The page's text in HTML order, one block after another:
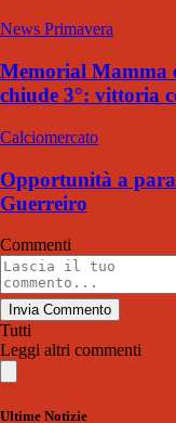
News Primavera
Memorial Mamma
chiude 3°: vittoria
Calciomercato
Opportunità a
Guerreiro
Commenti
Invia Commento
Tutti
Leggi altri commenti
Ultime Notizie